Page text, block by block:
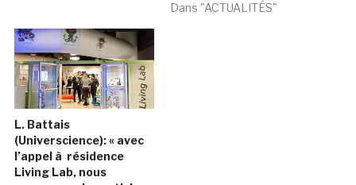
Dans "ACTUALITÉS"
L. Battais
(Universcience): « avec
l’appel à résidence
Living Lab, nous